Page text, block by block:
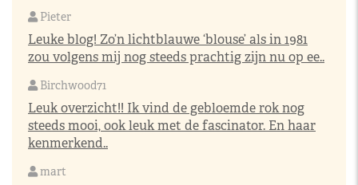
Pieter
Leuke blog! Zo’n lichtblauwe ‘blouse’ als in 1981
zou volgens mij nog steeds prachtig zijn nu op ee..
Birchwood71
Leuk overzicht!! Ik vind de gebloemde rok nog
steeds mooi, ook leuk met de fascinator. En haar
kenmerkend..
mart